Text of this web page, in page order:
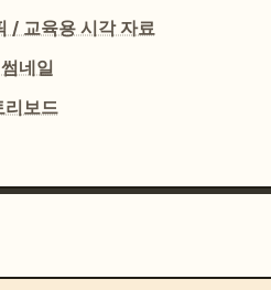
/ 교육용 시각 자료
네일
리보드